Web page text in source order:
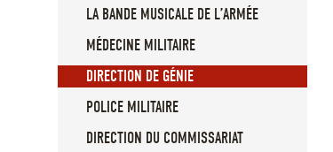
LA BANDE MUSICALE DE L’ARMÉE
MÉDECINE MILITAIRE
DIRECTION DE GÉNIE
POLICE MILITAIRE
DIRECTION DU COMMISSARIAT